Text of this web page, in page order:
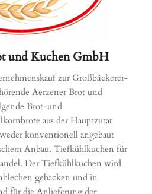
und Kuchen GmbH
zur Großbäckerei-
Aerzener Brot und
Brot-und
aus der Hauptzutat
konventionell angebaut
Anbau. Tiefkühlkuchen für
Der Tiefkühlkuchen wird
gebacken und in